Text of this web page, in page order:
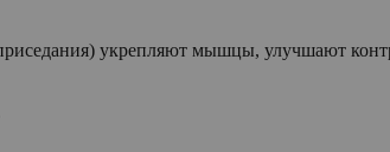
укрепляют мышцы, улучшают